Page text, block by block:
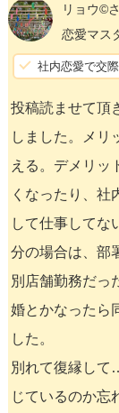
リョウ©️
恋愛マス
社内恋愛で交際
投稿読ませて頂
しました。メリ
える。デメリッ
くなったり、社
して仕事して
分の場合は、部
別店舗勤務だっ
婚とかなったら
した。
別れて復縁して
じているのか忘